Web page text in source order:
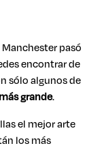
Manchester pasó
encontrar de
sólo algunos de
grande.
el mejor arte
los más